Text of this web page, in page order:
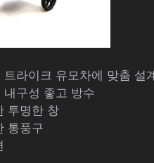
라이크 유모차에 맞춤 설
구성 좋고 방수
투명한 창
통풍구